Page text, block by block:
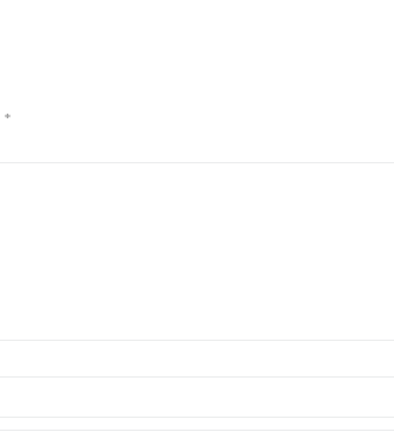
*